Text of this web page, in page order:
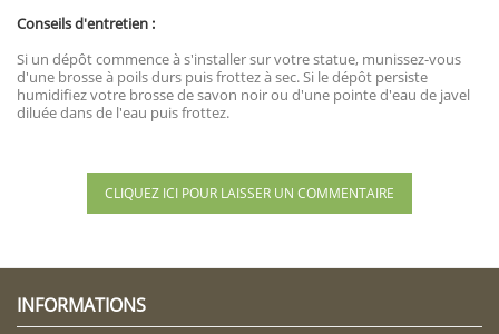
Conseils d'entretien :
Si un dépôt commence à s'installer sur votre statue, munissez-vous
d'une brosse à poils durs puis frottez à sec. Si le dépôt persiste
humidifiez votre brosse de savon noir ou d'une pointe d'eau de javel
diluée dans de l'eau puis frottez.
CLIQUEZ ICI POUR LAISSER UN COMMENTAIRE
INFORMATIONS